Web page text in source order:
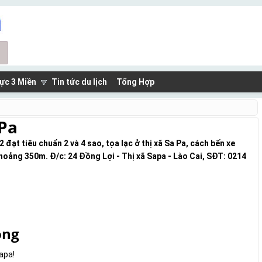
3 Miền Tin tức du lịch Tổng Hợp
đạt tiêu chuẩn 2 và 4 sao, tọa lạc ở thị xã Sa Pa, cách bến xe
350m. Đ/c: 24 Đồng Lợi - Thị xã Sapa - Lào Cai, SĐT: 0214